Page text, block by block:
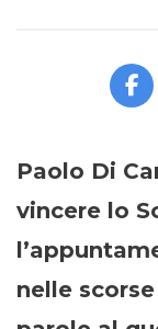
Paolo Di
vincere lo
nelle